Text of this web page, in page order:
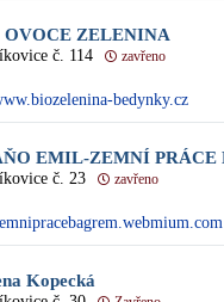
OVOCE ZELENINA
č. 114 zavřeno
bedynky.cz
EMIL-ZEMNÍ PRÁCE
č. 23 zavřeno
Kopecká